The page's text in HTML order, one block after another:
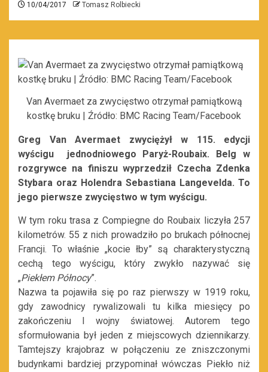
10/04/2017 Tomasz Rolbiecki
Van Avermaet za zwycięstwo otrzymał pamiątkową
kostkę bruku | Źródło: BMC Racing Team/Facebook
Greg Van Avermaet zwyciężył w 115. edycji
wyścigu jednodniowego Paryż-Roubaix. Belg w
rozgrywce na finiszu wyprzedził Czecha Zdenka
Stybara oraz Holendra Sebastiana Langevelda. To
jego pierwsze zwycięstwo w tym wyścigu.
W tym roku trasa z Compiegne do Roubaix liczyła 257
kilometrów. 55 z nich prowadziło po brukach północnej
Francji. To właśnie „kocie łby” są charakterystyczną
cechą tego wyścigu, który zwykło nazywać się
„Piekłem Północy”.
Nazwa ta pojawiła się po raz pierwszy w 1919 roku,
gdy zawodnicy rywalizowali tu kilka miesięcy po
zakończeniu I wojny światowej. Autorem tego
sformułowania był jeden z miejscowych dziennikarzy.
Tamtejszy krajobraz w połączeniu ze zniszczonymi
budynkami bardziej przypominał wówczas Piekło niż